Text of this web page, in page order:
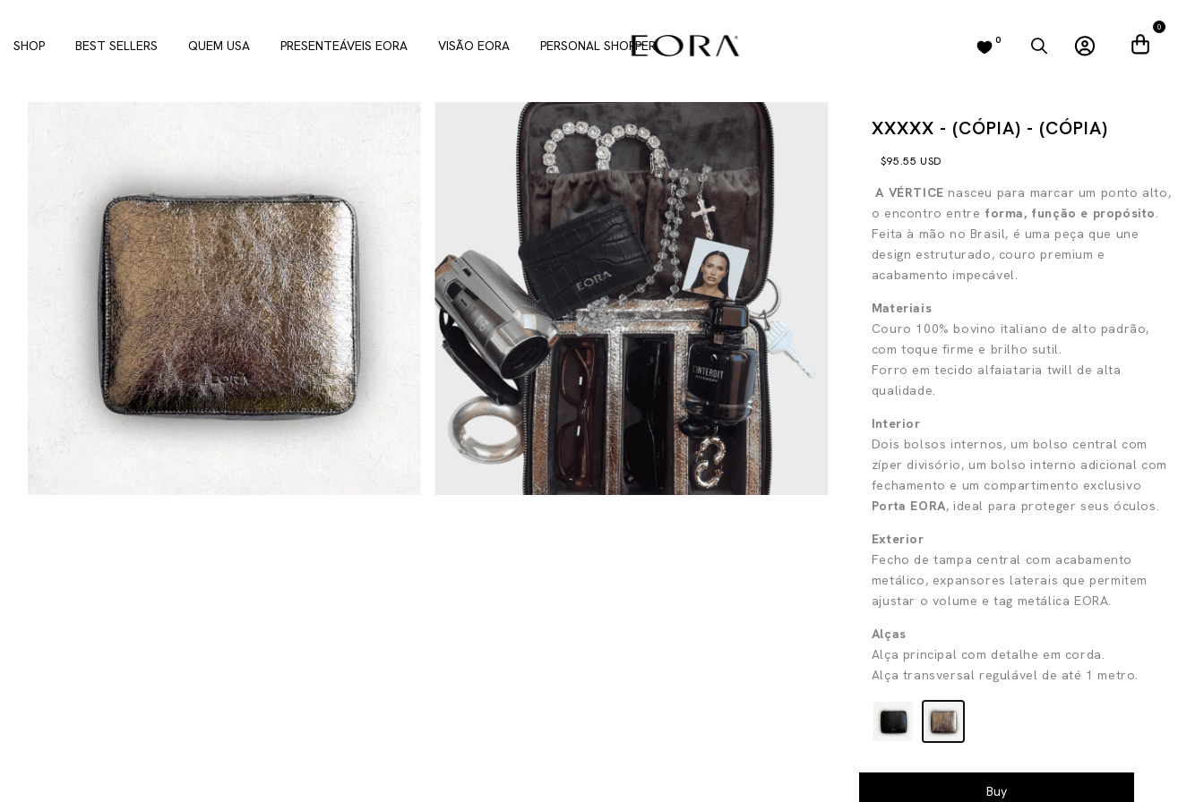
SHOP BEST SELLERS QUEM USA PRESENTEÁVEIS EORA VISÃO EORA PERSONAL SHOPPER 0
0
XXXXX - (CÓPIA) - (CÓPIA)
$95.55 USD
A VÉRTICE nasceu para marcar um ponto alto,
o encontro entre forma, função e propósito.
Feita à mão no Brasil, é uma peça que une
design estruturado, couro premium e
acabamento impecável.
Materiais
Couro 100% bovino italiano de alto padrão,
com toque firme e brilho sutil.
Forro em tecido alfaiataria twill de alta
qualidade.
Interior
Dois bolsos internos, um bolso central com
zíper divisório, um bolso interno adicional com
fechamento e um compartimento exclusivo
Porta EORA, ideal para proteger seus óculos.
Exterior
Fecho de tampa central com acabamento
metálico, expansores laterais que permitem
ajustar o volume e tag metálica EORA.
Alças
Alça principal com detalhe em corda.
Alça transversal regulável de até 1 metro.